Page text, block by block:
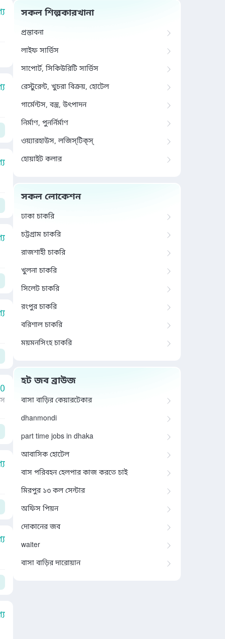
সকল শিল্পকারখানা
প্রস্তাবনা
লাইফ সার্ভিস
সাপোর্ট, সিকিউরিটি সার্ভিস
রেস্টুরেন্ট, খুচরা বিক্রয়, হোটেল
গার্মেন্টস, বস্ত্র, উৎপাদন
নির্মাণ, পুনর্নির্মাণ
ওয়্যারহাউস, লজিস্‌টিক্‌স্‌
হোয়াইট কলার
সকল লোকেশন
ঢাকা চাকরি
চট্টগ্রাম চাকরি
রাজশাহী চাকরি
খুলনা চাকরি
সিলেট চাকরি
রংপুর চাকরি
বরিশাল চাকরি
ময়মনসিংহ চাকরি
হট জব ব্রাউজ
বাসা বাড়ির কেয়ারটেকার
dhanmondi
part time jobs in dhaka
আবাসিক হোটেল
বাস পরিবহন হেলপার কাজ করতে চাই
মিরপুর ১৩ কল সেন্টার
অফিস পিয়ন
দোকানের জব
waiter
বাসা বাড়ির দারোয়ান